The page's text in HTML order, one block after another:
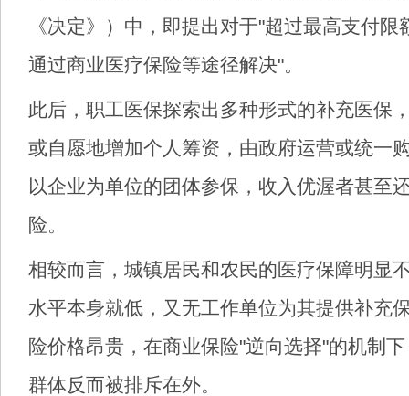
《决定》）中，即提出对于"超过最高支付
通过商业医疗保险等途径解决"。
此后，职工医保探索出多种形式的补充医保
或自愿地增加个人筹资，由政府运营或统一
以企业为单位的团体参保，收入优渥者甚至
险。
相较而言，城镇居民和农民的医疗保障明显
水平本身就低，又无工作单位为其提供补充
险价格昂贵，在商业保险"逆向选择"的机制
群体反而被排斥在外。